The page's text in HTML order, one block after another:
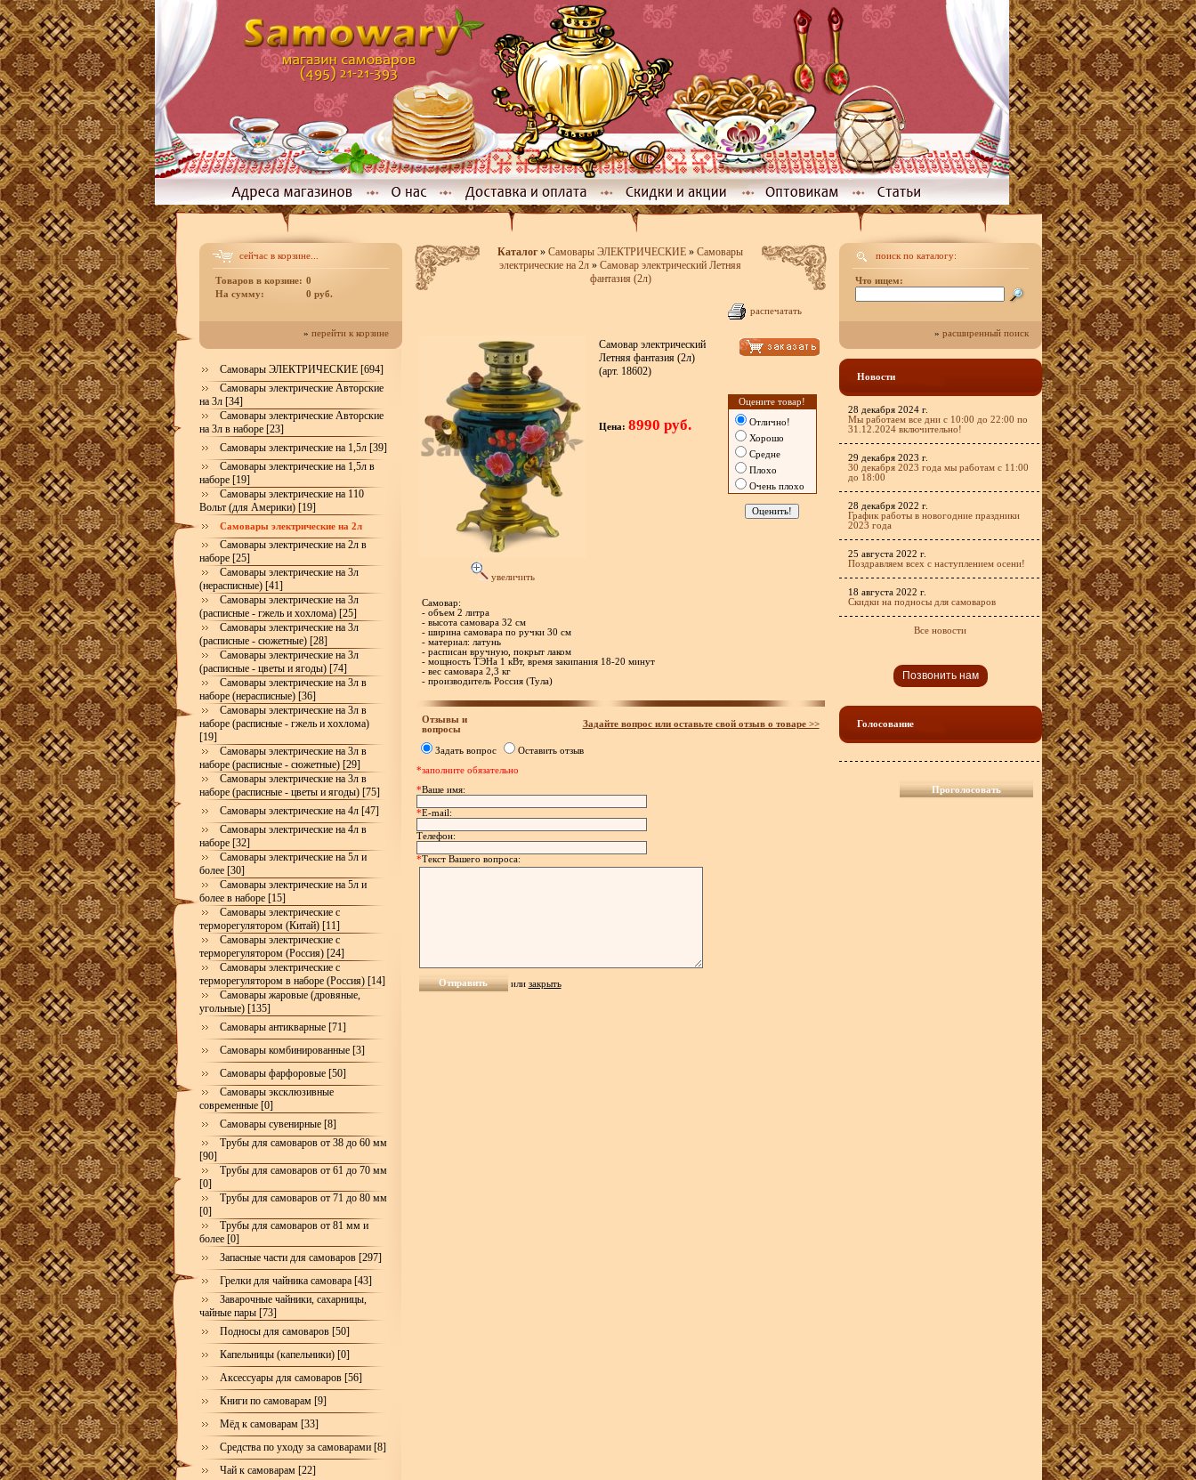
сейчас в корзине...
Товаров в корзине: 0
На сумму:
0 руб.
» перейти к корзине
Самовары ЭЛЕКТРИЧЕСКИЕ [694]
Самовары электрические Авторские
на 3л [34]
Самовары электрические Авторские
на 3л в наборе [23]
Самовары электрические на 1,5л [39]
Самовары электрические на 1,5л в
наборе [19]
Самовары электрические на 110
Вольт (для Америки) [19]
Самовары электрические на 2л
Самовары электрические на 2л в
наборе [25]
Самовары электрические на 3л
(нерасписные) [41]
Самовары электрические на 3л
(расписные - гжель и хохлома) [25]
Самовары электрические на 3л
(расписные - сюжетные) [28]
Самовары электрические на 3л
(расписные - цветы и ягоды) [74]
Самовары электрические на 3л в
наборе (нерасписные) [36]
Самовары электрические на 3л в
наборе (расписные - гжель и хохлома)
[19]
Самовары электрические на 3л в
наборе (расписные - сюжетные) [29]
Самовары электрические на 3л в
наборе (расписные - цветы и ягоды) [75]
Самовары электрические на 4л [47]
Самовары электрические на 4л в
наборе [32]
Самовары электрические на 5л и
более [30]
Самовары электрические на 5л и
более в наборе [15]
Самовары электрические с
терморегулятором (Китай) [11]
Самовары электрические с
терморегулятором (Россия) [24]
Самовары электрические с
терморегулятором в наборе (Россия) [14]
Самовары жаровые (дровяные,
угольные) [135]
Самовары антикварные [71]
Самовары комбинированные [3]
Самовары фарфоровые [50]
Самовары эксклюзивные
современные [0]
Самовары сувенирные [8]
Трубы для самоваров от 38 до 60 мм
[90]
Трубы для самоваров от 61 до 70 мм
[0]
Трубы для самоваров от 71 до 80 мм
[0]
Трубы для самоваров от 81 мм и
более [0]
Запасные части для самоваров [297]
Грелки для чайника самовара [43]
Заварочные чайники, сахарницы,
чайные пары [73]
Подносы для самоваров [50]
Капельницы (капельники) [0]
Аксессуары для самоваров [56]
Книги по самоварам [9]
Мёд к самоварам [33]
Средства по уходу за самоварами [8]
Чай к самоварам [22]
Каталог» Самовары ЭЛЕКТРИЧЕСКИЕ » Самовары
электрические на 2л » Самовар электрический Летняя
фантазия (2л)
распечатать
увеличить
Самовар электрический
Летняя фантазия (2л)
(арт. 18602)
Цена: 8990 руб.
Оцените товар!
Отлично!
Хорошо
Средне
Плохо
Очень плохо
Самовар:
- объем 2 литра
- высота самовара 32 см
- ширина самовара по ручки 30 см
- материал: латунь
- расписан вручную, покрыт лаком
- мощность ТЭНа 1 кВт, время закипания 18-20 минут
- вес самовара 2,3 кг
- производитель Россия (Тула)
Отзывы и
вопросы
Задайте вопрос или оставьте свой отзыв о товаре >>
Задать вопрос
Оставить отзыв
*заполните обязательно
*Ваше имя:
*E-mail:
Телефон:
*Текст Вашего вопроса:
или закрыть
поиск по каталогу:
Что ищем:
» расширенный поиск
Новости
28 декабря 2024 г.
Мы работаем все дни с 10:00 до 22:00 по
31.12.2024 включительно!
29 декабря 2023 г.
30 декабря 2023 года мы работам с 11:00
до 18:00
28 декабря 2022 г.
График работы в новогодние праздники
2023 года
25 августа 2022 г.
Поздравляем всех с наступлением осени!
18 августа 2022 г.
Скидки на подносы для самоваров
Все новости
Позвонить нам
Голосование